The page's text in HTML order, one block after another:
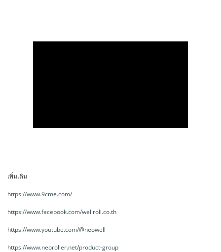
เพิ่มเติม
https://www.9cme.com/
https://www.facebook.com/wellroll.co.th
https://www.youtube.com/@neowell
https://www.neoroller.net/product-group